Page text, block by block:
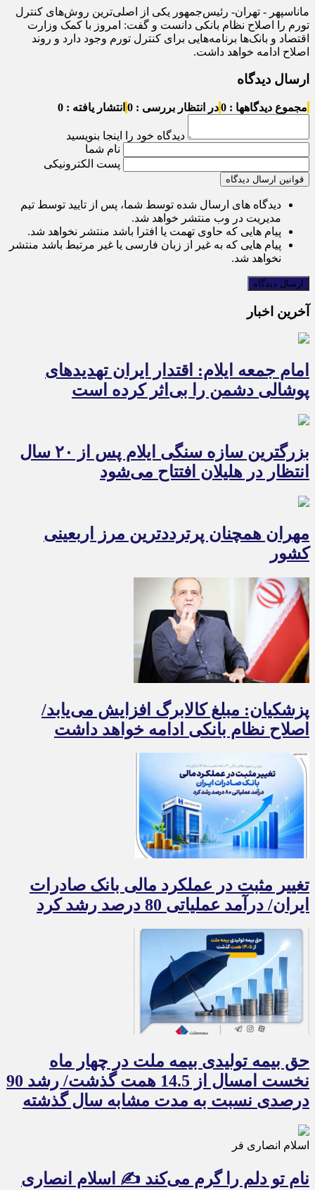
ماناسپهر - تهران- رئیس‌جمهور یکی از اصلی‌ترین روش‌های کنترل
تورم را اصلاح نظام بانکی دانست و گفت: امروز با کمک وزارت
اقتصاد و بانک‌ها برنامه‌هایی برای کنترل تورم وجود دارد و روند
اصلاح ادامه خواهد داشت.
ارسال دیدگاه
مجموع دیدگاهها : 0 در انتظار بررسی : 0 انتشار یافته : 0
دیدگاه خود را اینجا بنویسید
نام شما
پست الکترونیکی
قوانین ارسال دیدگاه
دیدگاه های ارسال شده توسط شما، پس از تایید توسط تیم
مدیریت در وب منتشر خواهد شد.
پیام هایی که حاوی تهمت یا افترا باشد منتشر نخواهد شد.
پیام هایی که به غیر از زبان فارسی یا غیر مرتبط باشد منتشر
نخواهد شد.
آخرین اخبار
امام جمعه ایلام: اقتدار ایران تهدیدهای
پوشالی دشمن را بی‌اثر کرده است
بزرگترین سازه سنگی ایلام پس از ۲۰ سال
انتظار در هلیلان افتتاح می‌شود
مهران همچنان پرترددترین مرز اربعینی
کشور
پزشکیان: مبلغ کالابرگ افزایش می‌یابد/
اصلاح نظام بانکی ادامه خواهد داشت
تغییر مثبت در عملکرد مالی بانک صادرات
ایران/ درآمد عملیاتی 80 درصد رشد کرد
حق بیمه تولیدی بیمه ملت در چهار ماه
نخست امسال از 14.5 همت گذشت/ رشد 90
درصدی نسبت به مدت مشابه سال گذشته
اسلام انصاری فر
نام تو دلم را گرم می‌کند ✍️ اسلام انصاری